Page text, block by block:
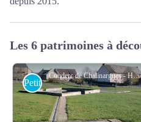
Les 6 patrimoines à
Couderc de Chalinargues - Hautes Terres Tourisme
Petit patrimoine